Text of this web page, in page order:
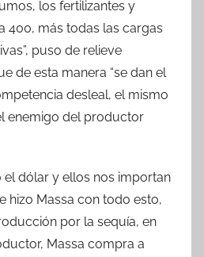
los fertilizantes y
400, más todas las cargas
puso de relieve
de esta manera “se dan el
desleal, el mismo
enemigo del productor
el dólar y ellos nos importan
hizo Massa con todo esto,
por la sequía, en
Massa compra a